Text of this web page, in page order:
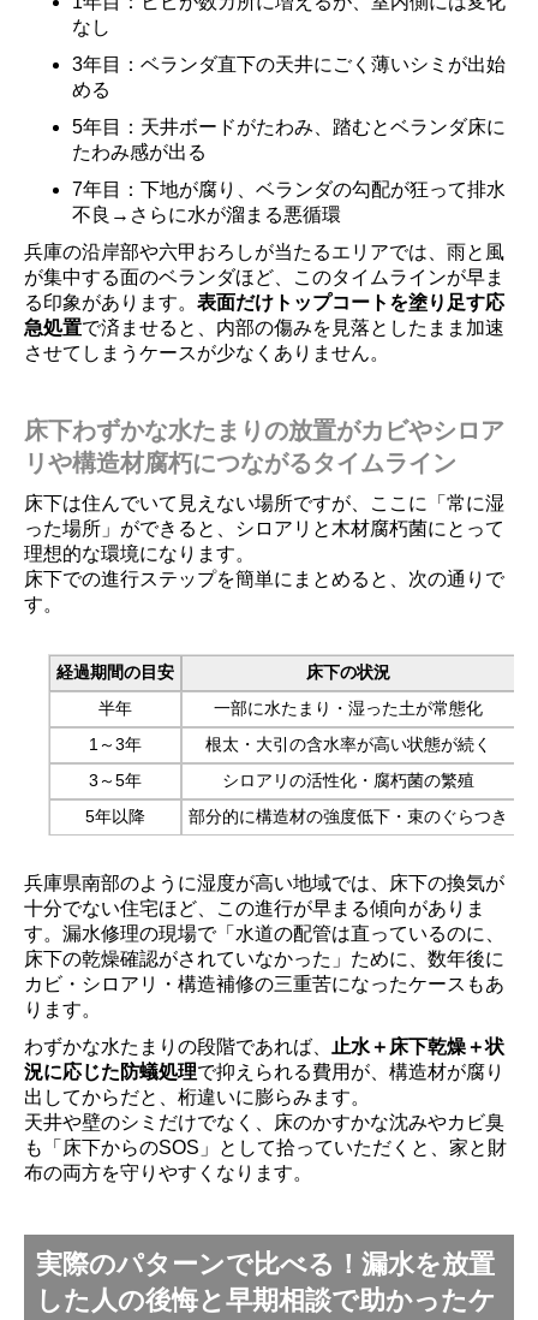
なし
3年目：ベランダ直下の天井にごく薄いシミが出始
める
5年目：天井ボードがたわみ、踏むとベランダ床に
たわみ感が出る
7年目：下地が腐り、ベランダの勾配が狂って排水
不良→さらに水が溜まる悪循環
兵庫の沿岸部や六甲おろしが当たるエリアでは、雨と風
が集中する面のベランダほど、このタイムラインが早ま
る印象があります。 表面だけトップコートを塗り足す応
急処置で済ませると、内部の傷みを見落としたまま加速
させてしまうケースが少なくありません。
床下わずかな水たまりの放置がカビやシロア
リや構造材腐朽につながるタイムライン
床下は住んでいて見えない場所ですが、ここに「常に湿
った場所」ができると、シロアリと木材腐朽菌にとって
理想的な環境になります。
床下での進行ステップを簡単にまとめると、次の通りで
す。
経過期間の目安
床下の状況
半年
一部に水たまり・湿った土が常態化
1～3年
根太・大引の含水率が高い状態が続く
3～5年
シロアリの活性化・腐朽菌の繁殖
5年以降
部分的に構造材の強度低下・束のぐらつき
兵庫県南部のように湿度が高い地域では、床下の換気が
十分でない住宅ほど、この進行が早まる傾向がありま
す。漏水修理の現場で「水道の配管は直っているのに、
床下の乾燥確認がされていなかった」ために、数年後に
カビ・シロアリ・構造補修の三重苦になったケースもあ
ります。
わずかな水たまりの段階であれば、
止水＋床下乾燥＋状
況に応じた防蟻処理で抑えられる費用が、構造材が腐り
出してからだと、桁違いに膨らみます。
天井や壁のシミだけでなく、床のかすかな沈みやカビ臭
も「床下からのSOS」として拾っていただくと、家と財
布の両方を守りやすくなります。
実際のパターンで比べる！漏水を放置
した人の後悔と早期相談で助かったケ